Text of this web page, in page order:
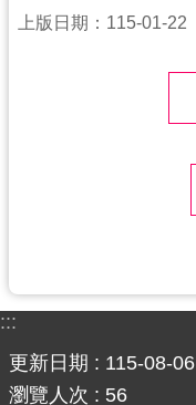
上版日期：115-01-22
:::
更新日期
115-08-06
瀏覽人次
56